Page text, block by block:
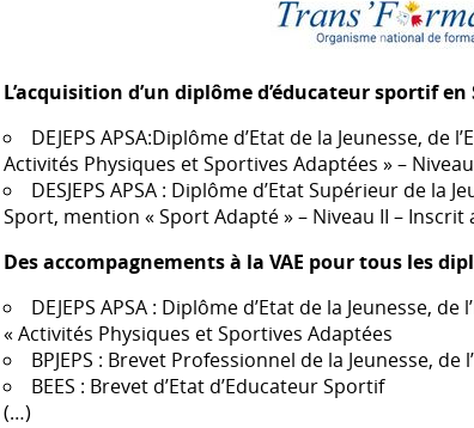
L’acquisition d’un diplôme d’éducateur sportif
DEJEPS APSA:Diplôme d’Etat de la Jeunesse, de
Activités Physiques et Sportives Adaptées » – Niveau
DESJEPS APSA: Diplôme d’Etat Supérieur de la
Sport, mention « Sport Adapté » – Niveau II – Inscrit
Des accompagnements à la VAE pour tous les
DEJEPS APSA: Diplôme d’Etat de la Jeunesse,
« Activités Physiques et Sportives Adaptées
BPJEPS : Brevet Professionnel de la Jeunesse,
BEES : Brevet d’Etat d’Educateur Sportif
(…)